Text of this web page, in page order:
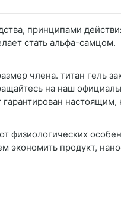
принципами
стать альфа-самцом.
члена. титан гель
на наш
гарантирован
физиологических
экономить продукт,